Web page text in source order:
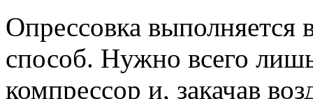
Опрессовка выполняется
способ. Нужно всего
компрессор и, закачав